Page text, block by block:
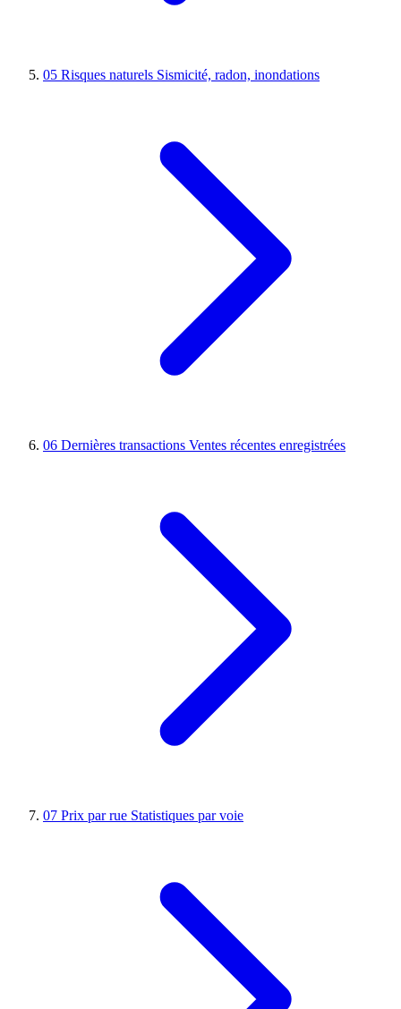
05 Risques naturels Sismicité, radon, inondations
06 Dernières transactions Ventes récentes enregistrées
07 Prix par rue Statistiques par voie